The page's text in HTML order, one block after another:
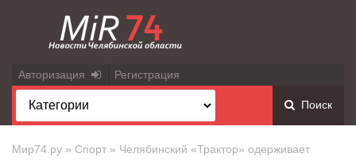
Авторизация Регистрация
Поиск
Мир74.ру » Спорт » Челябинский «Трактор» одерживает